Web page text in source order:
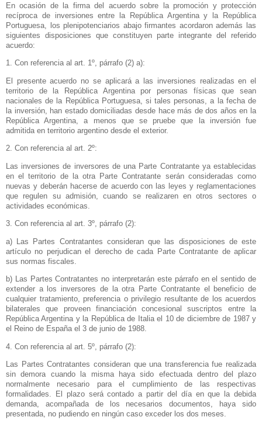
En ocasión de la firma del acuerdo sobre la promoción y protección
recíproca de inversiones entre
la República Argentinay
la República
Portuguesa , los plenipotenciarios abajo firmantes acordaron además las
siguientes disposiciones que constituyen parte integrante del referido
acuerdo:
1. Con referencia al art. 1º, párrafo (2) a):
El presente acuerdo no se aplicará a las inversiones realizadas en el
territorio de
la República Argentinapor personas físicas que sean
nacionales de la República Portuguesa, si tales personas, a la fecha de
la inversión, han estado domiciliadas desde hace más de dos años en la
República Argentina , a menos que se pruebe que la inversión fue
admitida en territorio argentino desde el exterior.
2. Con referencia al art. 2º:
Las inversiones de inversores de una Parte Contratante ya establecidas
en el territorio de la otra Parte Contratante serán consideradas como
nuevas y deberán hacerse de acuerdo con las leyes y reglamentaciones
que regulen su admisión, cuando se realizaren en otros sectores o
actividades económicas.
3. Con referencia al art. 3º, párrafo (2):
a) Las Partes Contratantes consideran que las disposiciones de este
artículo no perjudican el derecho de cada Parte Contratante de aplicar
sus normas fiscales.
b) Las Partes Contratantes no interpretarán este párrafo en el sentido de
extender a los inversores de la otra Parte Contratante el beneficio de
cualquier tratamiento, preferencia o privilegio resultante de los acuerdos
bilaterales que proveen financiación concesional suscriptos entre
la
República Argentinay la Repúblicade Italia el 10 de diciembre de 1987 y
el Reino de España el 3 de junio de 1988.
4. Con referencia al art. 5º, párrafo (2):
Las Partes Contratantes consideran que una transferencia fue realizada
sin demora cuando la misma haya sido efectuada dentro del plazo
normalmente necesario para el cumplimiento de las respectivas
formalidades. El plazo será contado a partir del día en que la debida
demanda, acompañada de los necesarios documentos, haya sido
presentada, no pudiendo en ningún caso exceder los dos meses.